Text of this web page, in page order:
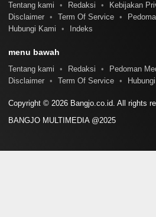
Tentang kami Redaksi Kebijakan
Disclaimer
Term Of Service
Hubungi Kami
Indeks
menu bawah
Tentang kami Redaksi Pedoman
Disclaimer
Term Of Service
Copyright © 2026 Bangjo.co.id. All rights
BANGJO MULTIMEDIA @2025